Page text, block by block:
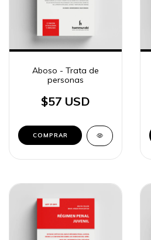
Aboso - Trata de
personas
$57 USD
COMPRAR